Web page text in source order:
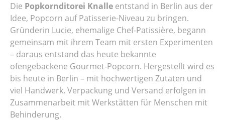
Die Popkornditorei Knalle entstand in Berlin aus der
Idee, Popcorn auf Patisserie-Niveau zu bringen.
Gründerin Lucie, ehemalige Chef-Patissière, begann
gemeinsam mit ihrem Team mit ersten Experimenten
– daraus entstand das heute bekannte
ofengebackene Gourmet-Popcorn. Hergestellt wird es
bis heute in Berlin – mit hochwertigen Zutaten und
viel Handwerk. Verpackung und Versand erfolgen in
Zusammenarbeit mit Werkstätten für Menschen mit
Behinderung.